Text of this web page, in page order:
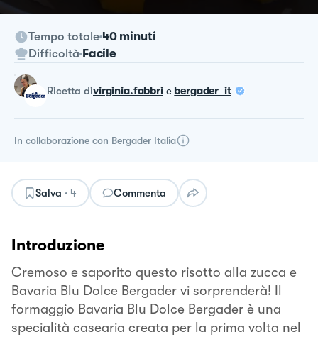
Tempo totale 40 minuti
Difficoltà Facile
ricetta divirginia.fabbrie bergader_it
In collaborazione con Bergader Italia
Salva · 4 Commenta
Introduzione
Cremoso e saporito questo risotto alla zucca e
Bavaria Blu Dolce Bergader vi sorprenderà! Il
formaggio Bavaria Blu Dolce Bergader è una
specialità casearia creata per la prima volta nel